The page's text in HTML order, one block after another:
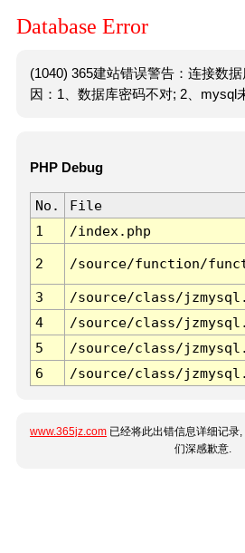
Database Error
(1040) 365建站错误警告：连接数
因：1、数据库密码不对; 2、mysql
PHP Debug
No. File
1
/index.php
2 /source/function/
3 /source/class/
4
/source/class/
5
/source/class/
6
/source/class/
www.365jz.com 已经将此出错信息详细记录
们深感歉意.